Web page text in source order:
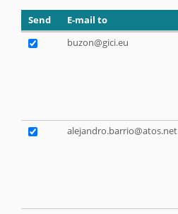
Send E-mail to
buzon@gici.eu
alejandro.barrio@atos.net